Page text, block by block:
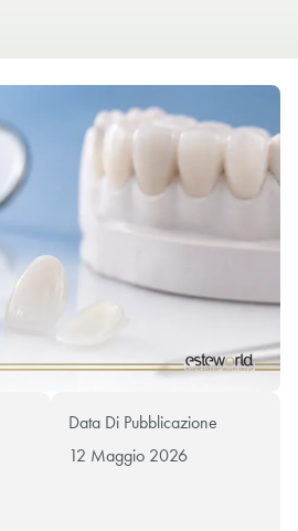
Data Di Pubblicazione
12 Maggio 2026